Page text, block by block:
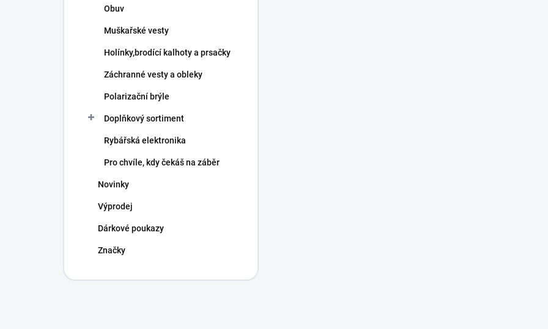
Obuv
Muškařské vesty
Holínky,brodící kalhoty a prsačky
Záchranné vesty a obleky
Polarizační brýle
Doplňkový sortiment
Rybářská elektronika
Pro chvíle, kdy čekáš na záběr
Novinky
Výprodej
Dárkové poukazy
Značky